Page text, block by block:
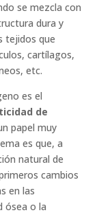
se mezcla con
dura y
tejidos que
cartílagos,
etc.
es el
de
papel muy
es que, a
natural de
cambios
en las
ósea o la